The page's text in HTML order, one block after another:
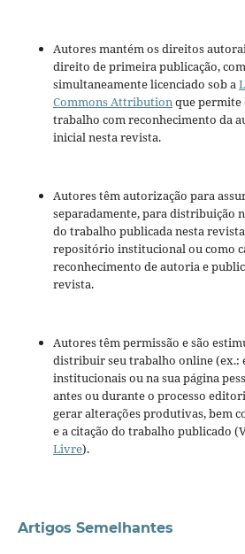
Autores mantém os direitos
direito de primeira publicação,
simultaneamente licenciado sob a
Commons Attributionque permite
trabalho com reconhecimento da
inicial nesta revista.
Autores têm autorização para
separadamente, para distribuição
do trabalho publicada nesta
repositório institucional ou como
reconhecimento de autoria e
revista.
Autores têm permissão e são
distribuir seu trabalho online (ex.:
institucionais ou na sua página
antes ou durante o processo
gerar alterações produtivas, bem
e a citação do trabalho publicado
Livre).
Artigos Semelhantes